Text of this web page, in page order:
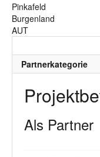
Pinkafeld
Burgenland
AUT
Partnerkategorie
Als Partner